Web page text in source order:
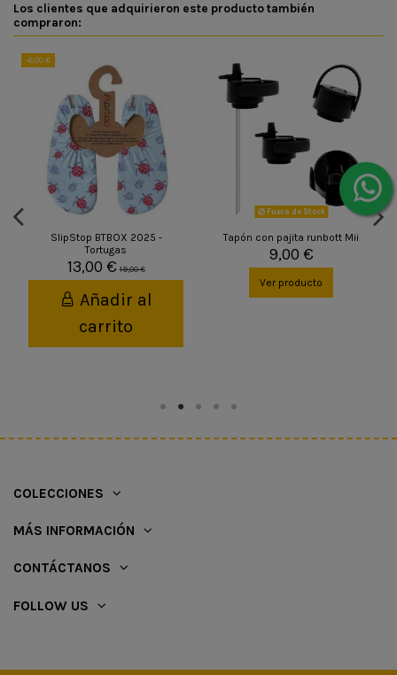
Los clientes que adquirieron este producto también
compraron:
-6,00 €
SlipStop BTBOX 2025 -
Tortugas
13,00 € 19,00 €
Añadir al
carrito
Fuera de Stock
Tapón con pajita runbott Mii
9,00 €
Ver producto
COLECCIONES
MÁS INFORMACIÓN
CONTÁCTANOS
FOLLOW US